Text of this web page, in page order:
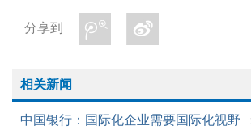
分享到
相关新闻
中国银行：国际化企业需要国际化视野